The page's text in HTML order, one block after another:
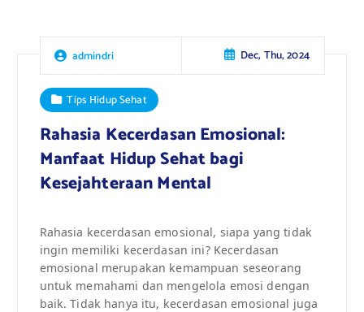
admindri Dec, Thu, 2024
Tips Hidup Sehat
Rahasia Kecerdasan Emosional:
Manfaat Hidup Sehat bagi
Kesejahteraan Mental
Rahasia kecerdasan emosional, siapa yang tidak
ingin memiliki kecerdasan ini? Kecerdasan
emosional merupakan kemampuan seseorang
untuk memahami dan mengelola emosi dengan
baik. Tidak hanya itu, kecerdasan emosional juga